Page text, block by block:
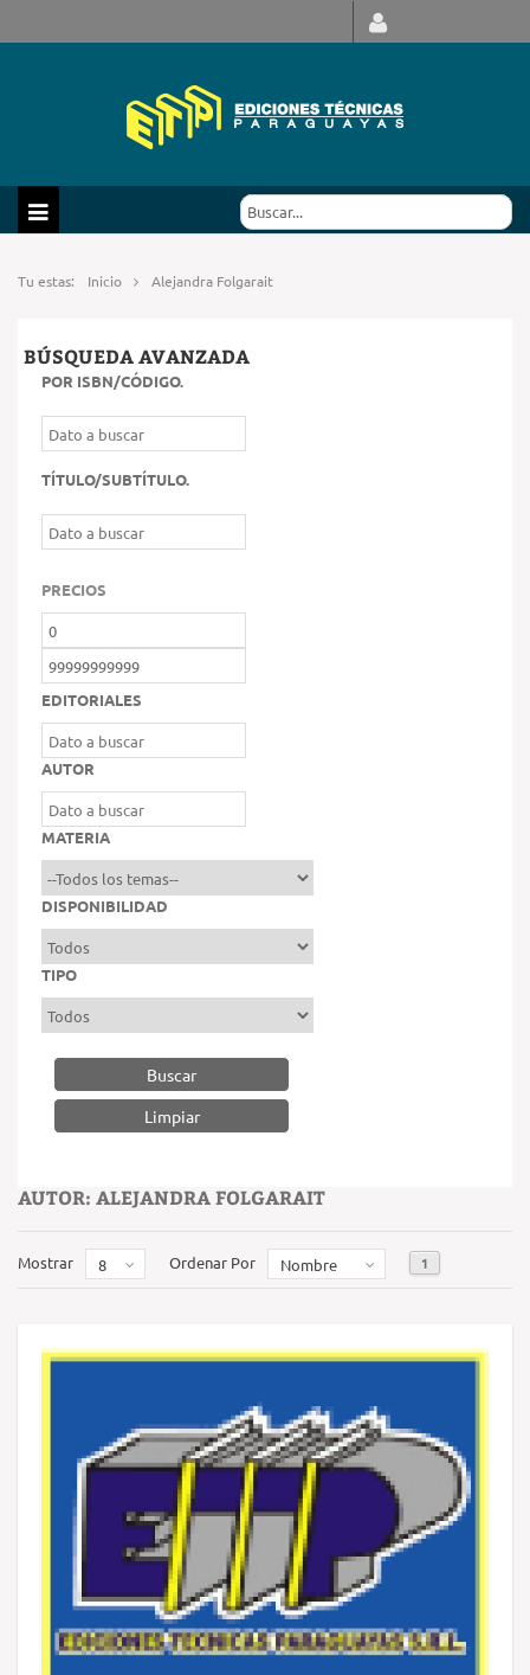
Tu estas: Inicio Alejandra Folgarait
BÚSQUEDA AVANZADA
POR ISBN/CÓDIGO.
TÍTULO/SUBTÍTULO.
PRECIOS
EDITORIALES
AUTOR
MATERIA
DISPONIBILIDAD
TIPO
Buscar
AUTOR: ALEJANDRA FOLGARAIT
Mostrar 8 Ordenar Por Nombre 1